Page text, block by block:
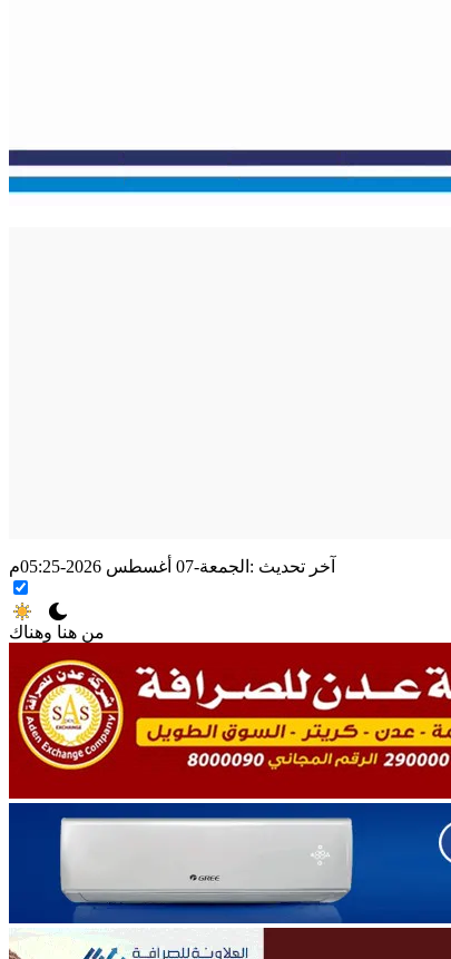
آخر تحديث : الجمعة-07 أغسطس 2026-05:25م
من هنا وهناك